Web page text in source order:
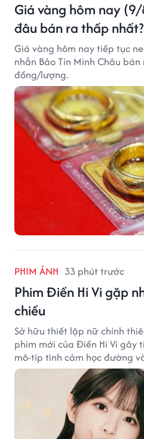
Giá vàng hôm nay
đâu bán ra thấp nhất?
Giá vàng hôm nay tiếp tục
nhẫn Bảo Tín Minh Châu
đồng/lượng.
PHIM ẢNH 33 phút trước
Phim Điền Hi Vi gặp
chiều
Sở hữu thiết lập nữ chính
phim mới của Điền Hi Vi gây
mô-típ tình cảm học đường